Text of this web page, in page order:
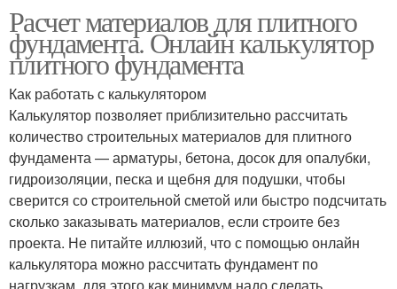
Расчет материалов для плитного
фундамента. Онлайн калькулятор
плитного фундамента
Как работать с калькулятором
Калькулятор позволяет приблизительно рассчитать
количество строительных материалов для плитного
фундамента — арматуры, бетона, досок для опалубки,
гидроизоляции, песка и щебня для подушки, чтобы
сверится со строительной сметой или быстро подсчитать
сколько заказывать материалов, если строите без
проекта. Не питайте иллюзий, что с помощью онлайн
калькулятора можно рассчитать фундамент по